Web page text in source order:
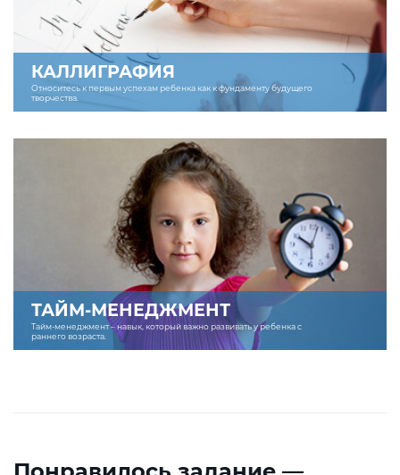
КАЛЛИГРАФИЯ
Относитесь к первым успехам ребенка как к фундаменту будущего
творчества.
ТАЙМ-МЕНЕДЖМЕНТ
Тайм-менеджмент – навык, который важно развивать у ребенка с
раннего возраста.